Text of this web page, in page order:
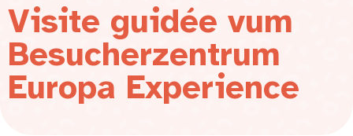
Visite guidée vum
Besucherzentrum
Europa Experience